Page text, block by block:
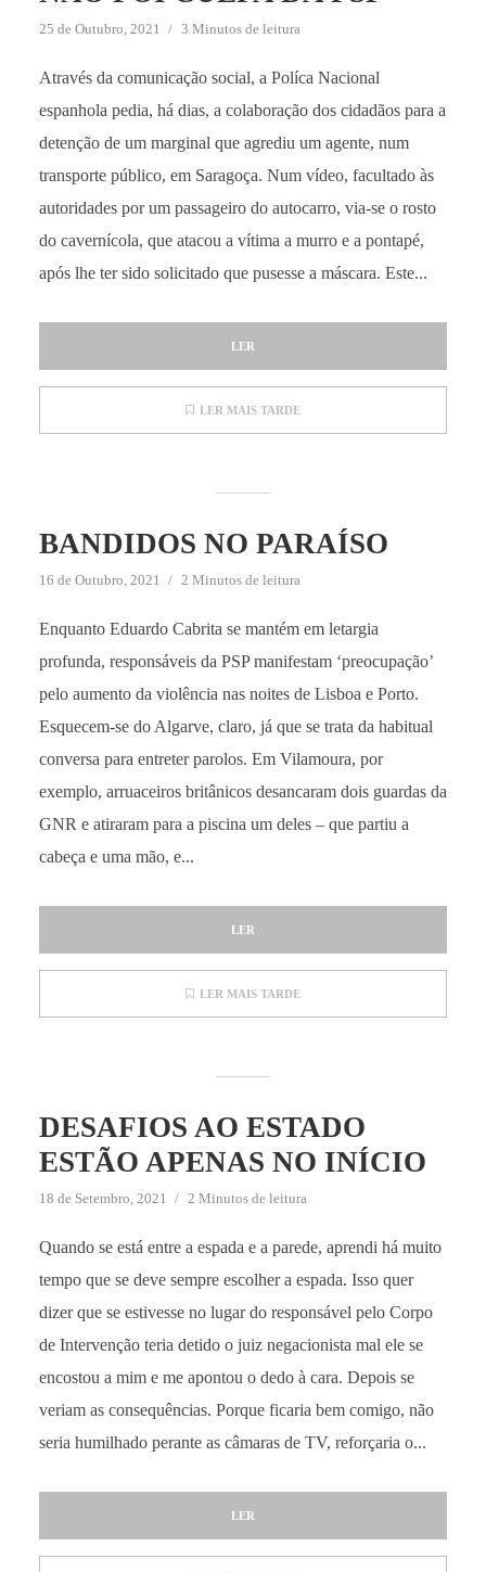
25 de Outubro, 2021 3 Minutos de leitura
Através da comunicação social, a Políca Nacional
espanhola pedia, há dias, a colaboração dos cidadãos para a
detenção de um marginal que agrediu um agente, num
transporte público, em Saragoça. Num vídeo, facultado às
autoridades por um passageiro do autocarro, via-se o rosto
do cavernícola, que atacou a vítima a murro e a pontapé,
após lhe ter sido solicitado que pusesse a máscara. Este...
LER
LER MAIS TARDE
BANDIDOS NO PARAÍSO
16 de Outubro, 2021 2 Minutos de leitura
Enquanto Eduardo Cabrita se mantém em letargia
profunda, responsáveis da PSP manifestam ‘preocupação’
pelo aumento da violência nas noites de Lisboa e Porto.
Esquecem-se do Algarve, claro, já que se trata da habitual
conversa para entreter parolos. Em Vilamoura, por
exemplo, arruaceiros britânicos desancaram dois guardas da
GNR e atiraram para a piscina um deles – que partiu a
cabeça e uma mão, e...
LER
LER MAIS TARDE
DESAFIOS AO ESTADO
ESTÃO APENAS NO INÍCIO
18 de Setembro, 2021 2 Minutos de leitura
Quando se está entre a espada e a parede, aprendi há muito
tempo que se deve sempre escolher a espada. Isso quer
dizer que se estivesse no lugar do responsável pelo Corpo
de Intervenção teria detido o juiz negacionista mal ele se
encostou a mim e me apontou o dedo à cara. Depois se
veriam as consequências. Porque ficaria bem comigo, não
seria humilhado perante as câmaras de TV, reforçaria o...
LER